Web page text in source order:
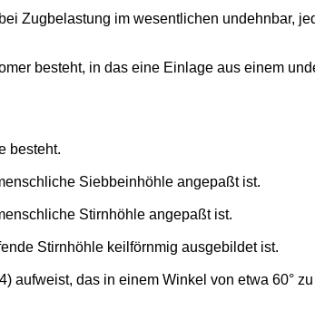
Zugbelastung im wesentlichen undehnbar,
besteht, in das eine Einlage aus einem
besteht.
Siebbeinhöhle angepaßt ist.
Stirnhöhle angepaßt ist.
Stirnhöhle keilförnmig ausgebildet ist.
aufweist, das in einem Winkel von etwa 60°